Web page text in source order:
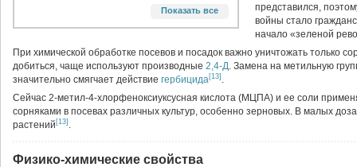
Показать все
Фитотоксичность
Токсикологические свойства и
Полезные виды и энтомофаги
Симптомы отравления
представился,
войны стало
начало «зеленой
При химической обработке посевов и посадок важно уничтожать только
добиться, чаще используют производные 2,4-Д. Замена на метильную
значительно смягчает действие гербицида[13] .
Сейчас 2-метил-4-хлорфеноксиуксусная кислота (МЦПА) и ее соли
сорняками в посевах различных культур, особенно зерновых. В малых
растений [13] .
Физико-химические свойства